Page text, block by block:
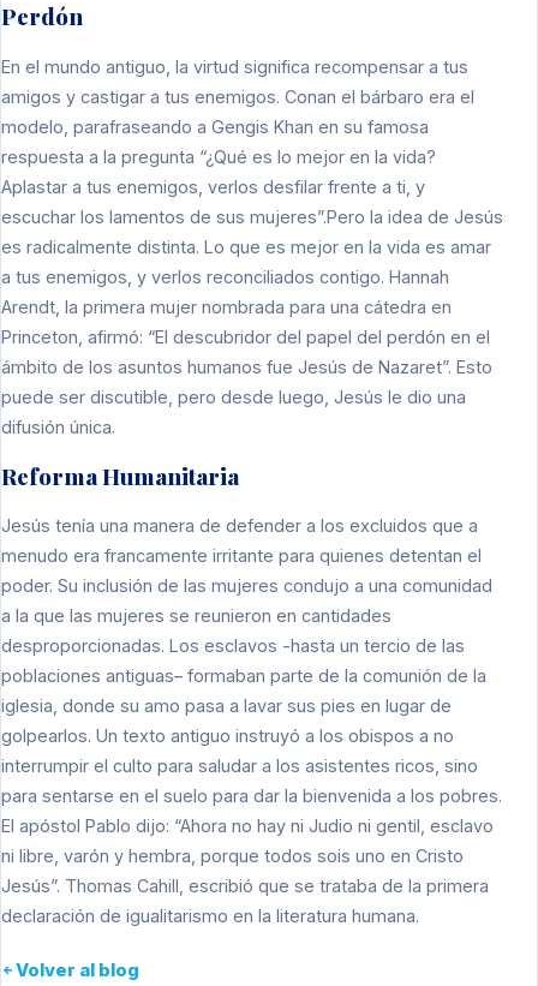
Perdón
En el mundo antiguo, la virtud significa recompensar a tus
amigos y castigar a tus enemigos. Conan el bárbaro era el
modelo, parafraseando a Gengis Khan en su famosa
respuesta a la pregunta “¿Qué es lo mejor en la vida?
Aplastar a tus enemigos, verlos desfilar frente a ti, y
escuchar los lamentos de sus mujeres”.Pero la idea de Jesús
es radicalmente distinta. Lo que es mejor en la vida es amar
a tus enemigos, y verlos reconciliados contigo. Hannah
Arendt, la primera mujer nombrada para una cátedra en
Princeton, afirmó: “El descubridor del papel del perdón en el
ámbito de los asuntos humanos fue Jesús de Nazaret”. Esto
puede ser discutible, pero desde luego, Jesús le dio una
difusión única.
Reforma Humanitaria
Jesús tenía una manera de defender a los excluidos que a
menudo era francamente irritante para quienes detentan el
poder. Su inclusión de las mujeres condujo a una comunidad
a la que las mujeres se reunieron en cantidades
desproporcionadas. Los esclavos -hasta un tercio de las
poblaciones antiguas– formaban parte de la comunión de la
iglesia, donde su amo pasa a lavar sus pies en lugar de
golpearlos. Un texto antiguo instruyó a los obispos a no
interrumpir el culto para saludar a los asistentes ricos, sino
para sentarse en el suelo para dar la bienvenida a los pobres.
El apóstol Pablo dijo: “Ahora no hay ni Judio ni gentil, esclavo
ni libre, varón y hembra, porque todos sois uno en Cristo
Jesús”. Thomas Cahill, escribió que se trataba de la primera
declaración de igualitarismo en la literatura humana.
Volver al blog